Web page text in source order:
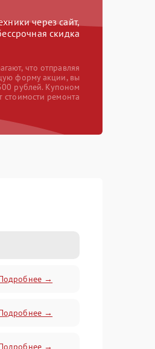
через сайт,
скидка
что отправляя
форму акции, вы
рублей. Купоном
стоимости ремонта
→
→
→